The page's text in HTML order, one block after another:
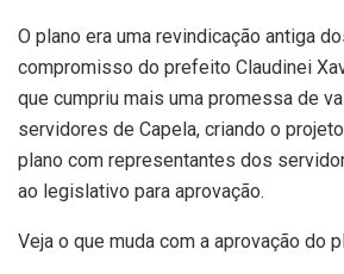
O plano era uma revindicação antiga
compromisso do prefeito Claudinei
que cumpriu mais uma promessa de
servidores de Capela, criando o
plano com representantes dos
ao legislativo para aprovação.
Veja o que muda com a aprovação do